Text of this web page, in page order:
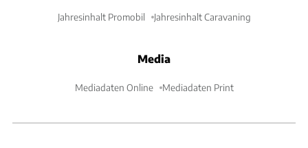
Jahresinhalt Promobil Jahresinhalt Caravaning
Media
Mediadaten Online Mediadaten Print